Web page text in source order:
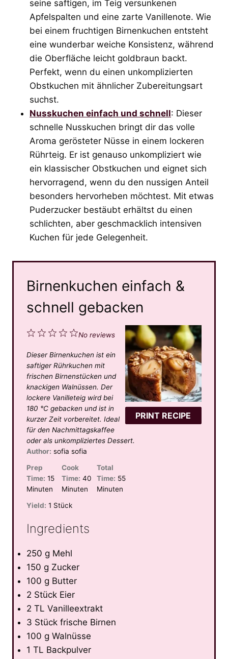
seine saftigen, im Teig versunkenen
Apfelspalten und eine zarte Vanillenote. Wie
bei einem fruchtigen Birnenkuchen entsteht
eine wunderbar weiche Konsistenz, während
die Oberfläche leicht goldbraun backt.
Perfekt, wenn du einen unkomplizierten
Obstkuchen mit ähnlicher Zubereitungsart
suchst.
Nusskuchen einfach und schnell: Dieser
schnelle Nusskuchen bringt dir das volle
Aroma gerösteter Nüsse in einem lockeren
Rührteig. Er ist genauso unkompliziert wie
ein klassischer Obstkuchen und eignet sich
hervorragend, wenn du den nussigen Anteil
besonders hervorheben möchtest. Mit etwas
Puderzucker bestäubt erhältst du einen
schlichten, aber geschmacklich intensiven
Kuchen für jede Gelegenheit.
Birnenkuchen einfach &
schnell gebacken
PRINT RECIPE
5
t
a
r
s
4
t
a
r
s
3
t
a
r
s
2
t
a
r
s
1
t
a
r
No reviews
Dieser Birnenkuchen ist ein
saftiger Rührkuchen mit
frischen Birnenstücken und
knackigen Walnüssen. Der
lockere Vanilleteig wird bei
180 °C gebacken und ist in
kurzer Zeit vorbereitet. Ideal
für den Nachmittagskaffee
oder als unkompliziertes Dessert.
Author: sofia sofia
Prep
Time: 15
Minuten
Cook
Time: 40
Minuten
Total
Time: 55
Minuten
Yield: 1 Stück
Ingredients
250 g Mehl
150 g Zucker
100 g Butter
2 Stück Eier
2 TL Vanilleextrakt
3 Stück frische Birnen
100 g Walnüsse
1 TL Backpulver